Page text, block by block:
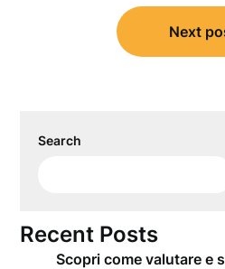
Next
Search
Recent Posts
Scopri come valutare e